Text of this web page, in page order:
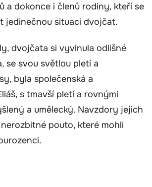
a dokonce i členů rodiny, kteří se
jedinečnou situaci dvojčat.
dvojčata si vyvinula odlišné
se svou světlou pletí a
byla společenská a
s tmavší pletí a rovnými
a umělecký. Navzdory jejich
pouto, které mohli